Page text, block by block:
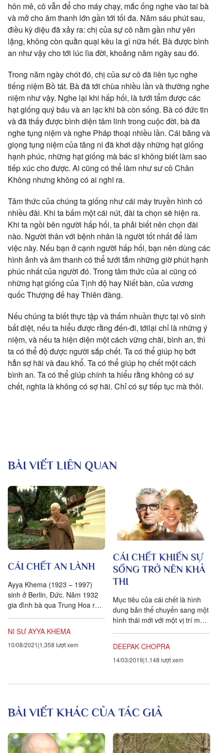
hôn mê, cô vẫn để cho máy chạy, mắc ống nghe vào tai bà
và mở cho âm thanh lớn gần tới tối đa. Năm sáu phút sau,
điều kỳ diệu đã xảy ra: chị của sự cô nằm gần như yên
lặng, không còn quằn quại kêu la gì nữa hết. Bà được bình
an như vậy cho tới lúc lìa đời, khoảng năm ngày sau đó.
Trong năm ngày chót đó, chị của sư cô đã liên tục nghe
tiếng niệm Bồ tát. Bà đã tới chùa nhiều lần và thường nghe
niệm như vậy. Nghe lại khi hấp hối, là tưới tẩm được các
hạt giống quý báu và an lạc khi bà còn sống. Bà có đức tin
và đã thấy được bình diện tâm linh trong cuộc đời, bà đã
nghe tụng niệm và nghe Pháp thoại nhiều lần. Cái băng và
giọng tụng niệm của tăng ni đã khơi dậy những hạt giống
hạnh phúc, những hạt giống mà bác sĩ không biết làm sao
tiếp xúc cho được. Ai cũng có thể làm như sư cô Chân
Không nhưng không có ai nghĩ ra.
Tâm thức của chúng ta giống như cái máy truyền hình có
nhiều đài. Khi ta bấm một cái nút, đài ta chọn sẽ hiện ra.
Khi ta ngồi bên người hấp hối, ta phải biết nên chọn đài
nào. Người thân với bệnh nhân là người tốt nhất để làm
việc này. Nếu bạn ở cạnh người hấp hối, bạn nên dùng các
hình ảnh và âm thanh có thể tưới tắm những giờ phút hạnh
phúc nhất của người đó. Trong tâm thức của ai cũng có
những hạt giống của Tịnh độ hay Niết bàn, của vương
quốc Thượng đế hay Thiên đàng.
Nếu chúng ta biết thực tập và thấm nhuần thực tại vô sinh
bất diệt, nếu ta hiểu được rằng đến-đi, tớilại chỉ là những ý
niệm, và nếu ta hiện diện một cách vững chãi, bình an, thì
ta có thể độ được người sắp chết. Ta có thể giúp họ bớt
hẳn sợ hãi và đau khổ. Ta có thể giúp họ chết một cách
bình an. Ta có thể giúp chính ta hiểu rằng không có sự
chết, nghĩa là không có sợ hãi. Chỉ có sự tiếp tục mà thôi.
BÀI VIẾT LIÊN QUAN
CÁI CHẾT AN LÀNH
Ayya Khema (1923 – 1997)
sinh ở Berlin, Đức. Năm 1932
gia đình bà qua Trung Hoa rồi
NI SƯ AYYA KHEMA
10/08/2021 1,358 lượt xem
CÁI CHẾT KHIẾN SỰ
SỐNG TRỞ NÊN KHẢ
THI
Mục tiêu của cái chết là hình
dung bản thể chuyển sang một
hình thái mới với một vị trí mới
DEEPAK CHOPRA
14/03/2019 1,148 lượt xem
BÀI VIẾT KHÁC CỦA TÁC GIẢ